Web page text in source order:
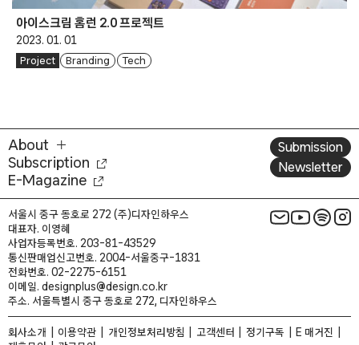
아이스크림 홈런 2.0 프로젝트
2023. 01. 01
Project Branding Tech
About
Subscription
E-Magazine
Submission
Newsletter
서울시 중구 동호로 272 (주)디자인하우스
대표자. 이영혜
사업자등록번호. 203-81-43529
통신판매업신고번호. 2004-서울중구-1831
전화번호. 02-2275-6151
이메일. designplus@design.co.kr
주소. 서울특별시 중구 동호로 272, 디자인하우스
회사소개 이용약관 개인정보처리방침 고객센터 정기구독
E 매거진